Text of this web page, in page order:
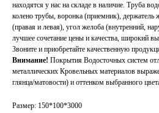
находятся у нас на складе в наличие. Труба
колено трубы, воронка (приемник), держатель
(правая и левая), угол желоба (внутренний,
лучшее сочетание цены и качества, широкий
Звоните и приобретайте качественную
Внимание! Покрытия Водосточных систем
металлических Кровельных материалов
глянца/матовости) и оттенком выбранного
Размер: 150*100*3000